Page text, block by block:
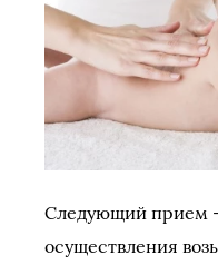
Следующий прием
осуществления